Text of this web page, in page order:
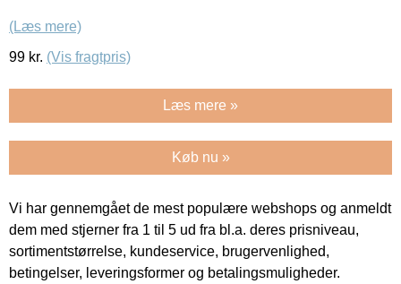
(Læs mere)
99 kr. (Vis fragtpris)
Læs mere »
Køb nu »
Vi har gennemgået de mest populære webshops og anmeldt
dem med stjerner fra 1 til 5 ud fra bl.a. deres prisniveau,
sortimentstørrelse, kundeservice, brugervenlighed,
betingelser, leveringsformer og betalingsmuligheder.